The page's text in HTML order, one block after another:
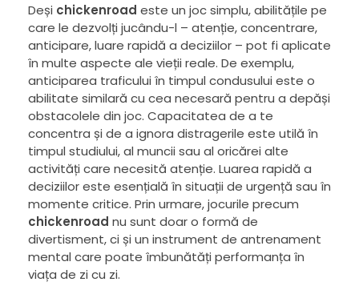
Deși chickenroad este un joc simplu, abilitățile pe
care le dezvolți jucându-l – atenție, concentrare,
anticipare, luare rapidă a deciziilor – pot fi aplicate
în multe aspecte ale vieții reale. De exemplu,
anticiparea traficului în timpul condusului este o
abilitate similară cu cea necesară pentru a depăși
obstacolele din joc. Capacitatea de a te
concentra și de a ignora distragerile este utilă în
timpul studiului, al muncii sau al oricărei alte
activități care necesită atenție. Luarea rapidă a
deciziilor este esențială în situații de urgență sau în
momente critice. Prin urmare, jocurile precum
chickenroad nu sunt doar o formă de
divertisment, ci și un instrument de antrenament
mental care poate îmbunătăți performanța în
viața de zi cu zi.